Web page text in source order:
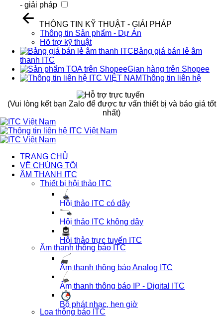
- giải pháp
THÔNG TIN KỸ THUẬT - GIẢI PHÁP
Thông tin Sản phẩm - Dự Án
Hõ trợ kỹ thuật
Bảng giá bán lẻ âm
thanh ITC
Gian hàng trên Shopee
Thông tin liên hệ
(Vui lòng kết bạn Zalo để được tư vấn thiết bị và báo giá tốt
nhất)
TRANG CHỦ
VỀ CHÚNG TÔI
ÂM THANH ITC
Thiết bị hội thảo ITC
Hội thảo ITC có dây
Hội thảo ITC không dây
Hội thảo trực tuyến ITC
Âm thanh thông báo ITC
Âm thanh thông báo Analog ITC
Âm thanh thông báo IP - Digital ITC
Bộ phát nhạc, hẹn giờ
Loa thông báo ITC